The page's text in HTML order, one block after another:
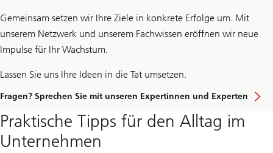
Gemeinsam setzen wir Ihre Ziele in konkrete Erfolge um. Mit
unserem Netzwerk und unserem Fachwissen eröffnen wir neue
Impulse für Ihr Wachstum.
Lassen Sie uns Ihre Ideen in die Tat umsetzen.
Fragen? Sprechen Sie mit unseren Expertinnen und Experten
Praktische Tipps für den Alltag im
Unternehmen